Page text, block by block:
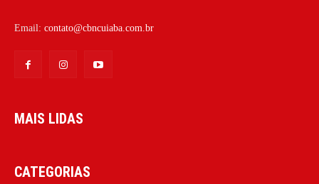
Email: contato@cbncuiaba.com.br
MAIS LIDAS
CATEGORIAS